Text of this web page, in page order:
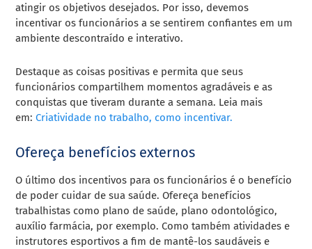
atingir os objetivos desejados. Por isso, devemos
incentivar os funcionários a se sentirem confiantes em um
ambiente descontraído e interativo.
Destaque as coisas positivas e permita que seus
funcionários compartilhem momentos agradáveis ​​e as
conquistas que tiveram durante a semana. Leia mais
em:Criatividade no trabalho, como incentivar.
Ofereça benefícios externos
O último dos incentivos para os funcionários é o benefício
de poder cuidar de sua saúde. Ofereça benefícios
trabalhistas como plano de saúde, plano odontológico,
auxílio farmácia, por exemplo. Como também atividades e
instrutores esportivos a fim de mantê-los saudáveis ​​e